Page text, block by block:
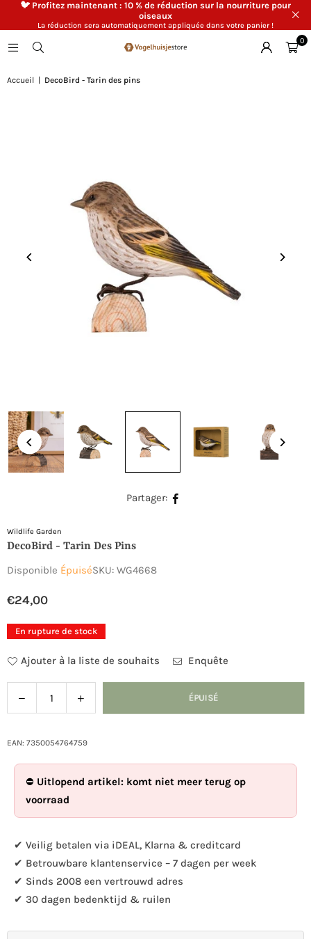
🐦 Profitez maintenant : 10 % de réduction sur la nourriture pour
oiseaux
La réduction sera automatiquement appliquée dans votre panier !
0
Accueil DecoBird - Tarin des pins
Partager:
Wildlife Garden
DecoBird - Tarin Des Pins
Disponible ÉpuiséSKU: WG4668
Prix
régulier
€24,00
En rupture de stock
Ajouter à la liste de souhaits Enquête
Diminuer
la
pour
Tarin
des
pins
Augmenter
la
pour
Tarin
pins
ÉPUISÉ
EAN: 7350054764759
⛔ Uitlopend artikel: komt niet meer terug op
voorraad
✔ Veilig betalen via iDEAL, Klarna & creditcard
✔ Betrouwbare klantenservice – 7 dagen per week
✔ Sinds 2008 een vertrouwd adres
✔ 30 dagen bedenktijd & ruilen